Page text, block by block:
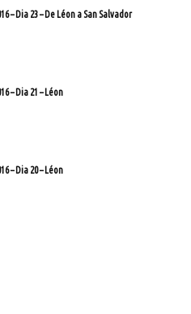
– Dia 23 – De Léon a San Salvador
– Dia 21 – Léon
– Dia 20 – Léon